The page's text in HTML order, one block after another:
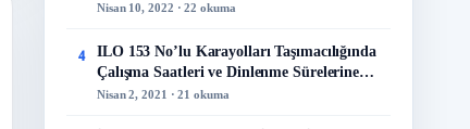
Nisan 10, 2022 · 22 okuma
4
ILO 153 No’lu Karayolları Taşımacılığında
Çalışma Saatleri ve Dinlenme Sürelerine
İlişkin Sözleşme
Nisan 2, 2021 · 21 okuma